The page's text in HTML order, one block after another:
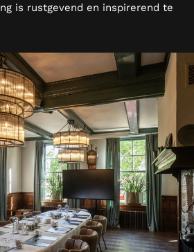
is rustgevend en inspirerend te